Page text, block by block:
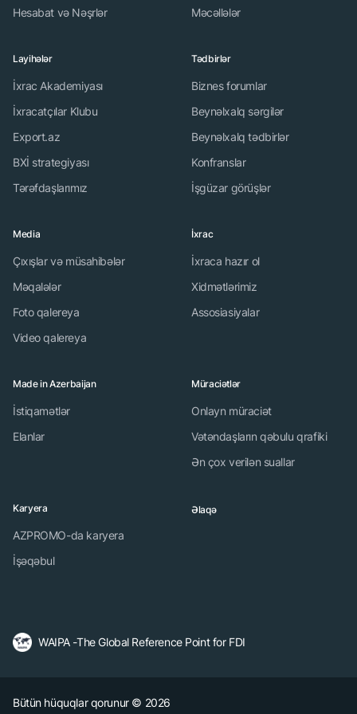
Hesabat və Nəşrlər
Məcəllələr
Layihələr
İxrac Akademiyası
İxracatçılar Klubu
Export.az
BXİ strategiyası
Tərəfdaşlarımız
Tədbirlər
Biznes forumlar
Beynəlxalq sərgilər
Beynəlxalq tədbirlər
Konfranslar
İşgüzar görüşlər
Media
Çıxışlar və müsahibələr
Məqalələr
Foto qalereya
Video qalereya
İxrac
İxraca hazır ol
Xidmətlərimiz
Assosiasiyalar
Made in Azerbaijan
İstiqamətlər
Elanlar
Müraciətlər
Onlayn müraciət
Vətəndaşların qəbulu qrafiki
Ən çox verilən suallar
Karyera
AZPROMO-da karyera
İşəqəbul
Əlaqə
WAIPA -The Global Reference Point for FDI
Bütün hüquqlar qorunur © 2026